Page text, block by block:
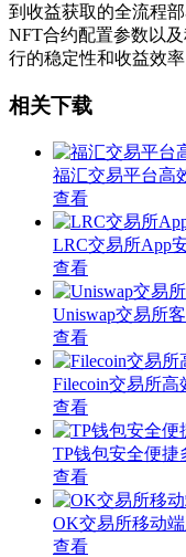
到收益获取的全流程
NFT合约配置参数以
行的稳定性和收益效率
相关下载
福汇交易平台高
查看
LRC交易所App
查看
Uniswap交易所
查看
Filecoin交易所高
查看
TP钱包安全便捷
查看
OK交易所移动
查看